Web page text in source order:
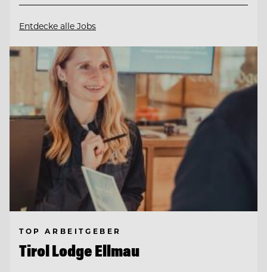
Entdecke alle Jobs
TOP ARBEITGEBER
Tirol Lodge Ellmau